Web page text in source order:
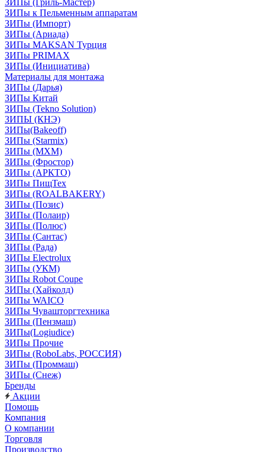
ЗИПы (Гриль-Мастер)
ЗИПы к Пельменным аппаратам
ЗИПы (Импорт)
ЗИПы (Ариада)
ЗИПы MAKSAN Турция
ЗИПы PRIMAX
ЗИПы (Инициатива)
Материалы для монтажа
ЗИПы (Дарья)
ЗИПы Китай
ЗИПы (Tekno Solution)
ЗИПЫ (КНЭ)
ЗИПы(Bakeoff)
ЗИПы (Starmix)
ЗИПы (МХМ)
ЗИПы (Фростор)
ЗИПы (АРКТО)
ЗИПы ПищТех
ЗИПы (ROALBAKERY)
ЗИПы (Позис)
ЗИПы (Полаир)
ЗИПы (Полюс)
ЗИПы (Сантас)
ЗИПы (Рада)
ЗИПы Electrolux
ЗИПы (УКМ)
ЗИПы Robot Coupe
ЗИПы (Хайколд)
ЗИПы WAICO
ЗИПы Чувашторгтехника
ЗИПы (Пензмаш)
ЗИПы(Logiudice)
ЗИПы Прочие
ЗИПы (RoboLabs, РОССИЯ)
ЗИПы (Проммаш)
ЗИПы (Снеж)
Бренды
Акции
Помощь
Компания
О компании
Торговля
Производство